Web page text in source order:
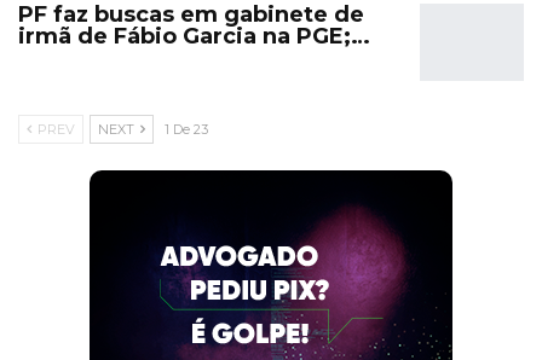
PF faz buscas em gabinete de
irmã de Fábio Garcia na PGE;…
PREV NEXT 1 De 23